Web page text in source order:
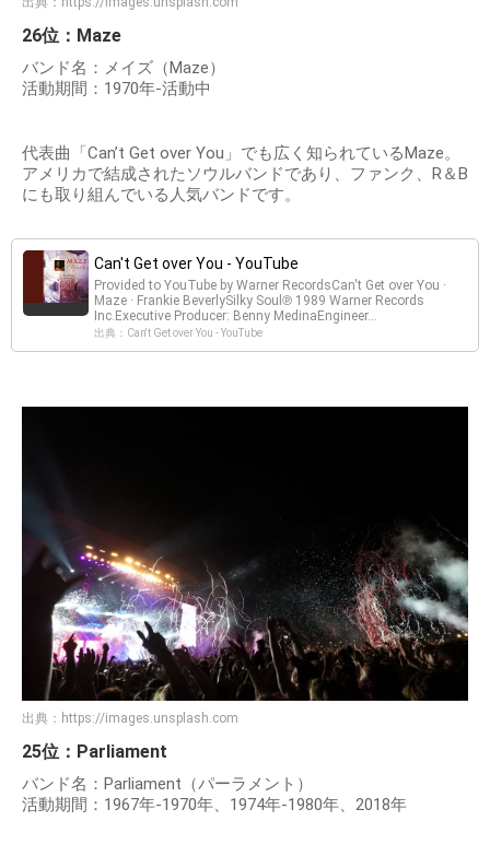
26位：Maze
バンド名：メイズ（Maze）
活動期間：1970年-活動中
代表曲「Can’t Get over You」でも広く知られているMaze。
アメリカで結成されたソウルバンドであり、ファンク、R＆B
にも取り組んでいる人気バンドです。
Can't Get over You - YouTube
Provided to YouTube by Warner RecordsCan't Get over You ·
Maze · Frankie BeverlySilky Soul℗ 1989 Warner Records
Inc.Executive Producer: Benny MedinaEngineer...
出典：Can't Get over You - YouTube
出典： https://images.unsplash.com
25位：Parliament
バンド名：Parliament（パーラメント）
活動期間：1967年-1970年、1974年-1980年、2018年